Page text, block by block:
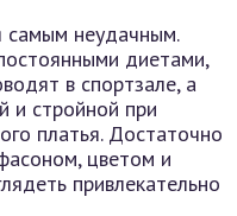
самым неудачным.
диетами,
в спортзале, а
и стройной при
платья. Достаточно
цветом и
привлекательно